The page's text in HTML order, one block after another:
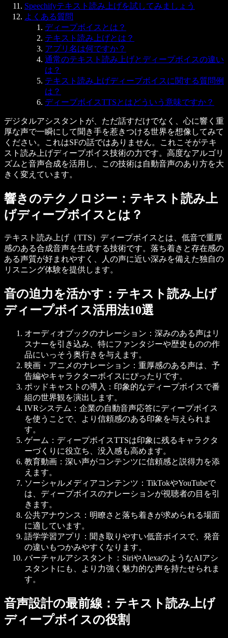
Speechifyテキスト読み上げを試してみましょう
よくある質問
ディープボイスとは？
テキスト読み上げとは？
アプリ名は何ですか？
通常のテキスト読み上げとディープボイスの違い
は？
テキスト読み上げディープボイスに関する質問例
は？
ディープボイスTTSとはどういう意味ですか？
デジタルアシスタントが、ただ話すだけでなく、心に響く重
厚な声で一瞬にして聞き手を惹きつける世界を想像してみて
ください。これはSFの話ではありません。これこそがテキ
スト読み上げディープボイス技術の力です。高度なアルゴリ
ズムと音声合成を活用し、この技術は自動音声のあり方を大
きく変えています。
響きのテクノロジー：テキスト読み上
げディープボイスとは？
テキスト読み上げ（TTS）ディープボイスとは、低音で重厚
感のある合成音声を生成する技術です。落ち着きと存在感の
ある声質が好まれやすく、人の声に近い深みを備えた独自の
リスニング体験を提供します。
音の迫力を活かす：テキスト読み上げ
ディープボイス活用法10選
オーディオブックのナレーション ：深みのある声はリ
スナーを引き込み、特にファンタジーや歴史ものの作
品にいっそう奥行きを与えます。
映画・アニメのナレーション ：重厚感のある声は、予
告編やキャラクターボイスにぴったりです。
ポッドキャストの導入 ：印象的なディープボイスで番
組の世界観を演出します。
IVRシステム ：企業の自動音声応答にディープボイス
を使うことで、より信頼感のある印象を与えられま
す。
ゲーム ：ディープボイスTTSは印象に残るキャラクタ
ーづくりに役立ち、没入感も高めます。
教育動画 ：深い声がコンテンツに信頼感と説得力を添
えます。
ソーシャルメディアコンテンツ ：TikTokやYouTubeで
は、ディープボイスのナレーションが視聴者の目を引
きます。
公共アナウンス ：明瞭さと落ち着きが求められる場面
に適しています。
語学学習アプリ
：聞き取りやすい低音ボイスで、発音
の違いもつかみやすくなります。
バーチャルアシスタント
：SiriやAlexaのようなAIアシ
スタントにも、より力強く魅力的な声を持たせられま
す。
音声設計の最前線：テキスト読み上げ
ディープボイスの役割